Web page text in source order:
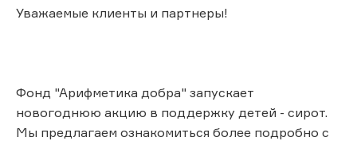
Уважаемые клиенты и партнеры!
Фонд "Арифметика добра" запускает
новогоднюю акцию в поддержку детей - сирот.
Мы предлагаем ознакомиться более подробно с